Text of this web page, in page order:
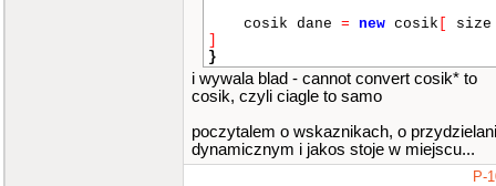
cosik dane = new cosik
size
}
i wywala blad - cannot convert cosik* to
cosik, czyli ciagle to samo
poczytalem o wskaznikach, o
dynamicznym i jakos stoje w miejscu...
P-